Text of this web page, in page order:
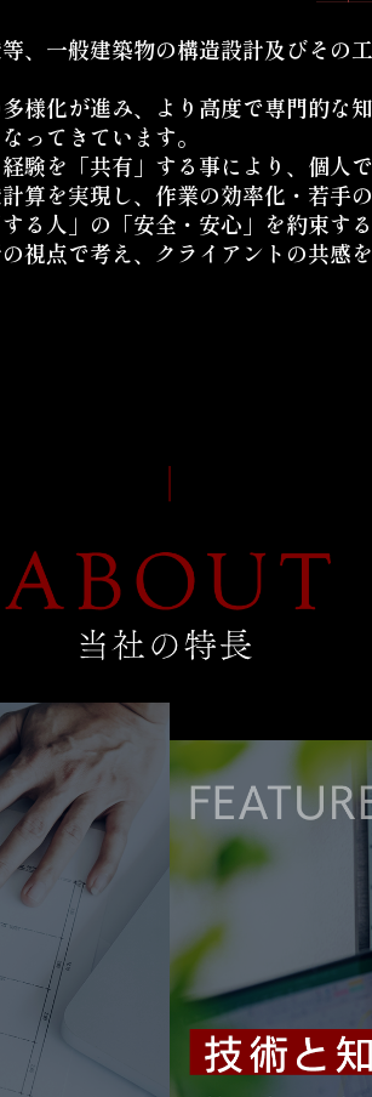
、一般建築物の構造設計及びその
様化が進み、より高度で専門的な
ってきています。
験を「共有」する事により、個人
算を実現し、作業の効率化・若手
る人」の「安全・安心」を約束す
視点で考え、クライアントの共感